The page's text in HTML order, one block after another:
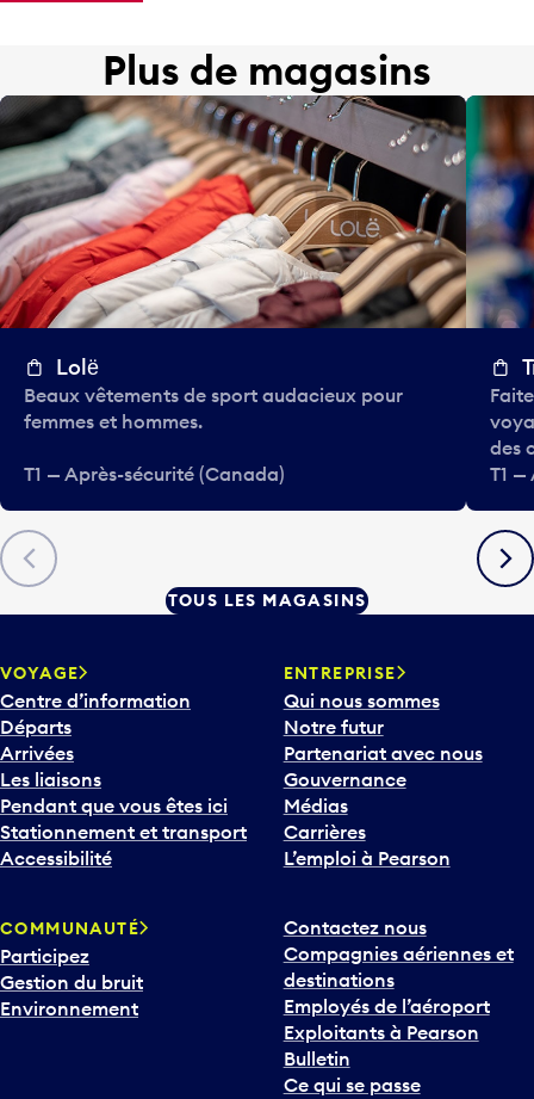
Plus de magasins
Précédent
Lolё
Beaux vêtements de sport audacieux pour
femmes et hommes.
T1 — Après-sécurité (Canada)
des
T1
TOUS LES MAGASINS
VOYAGE
Centre d’information
Départs
Arrivées
Les liaisons
Pendant que vous êtes ici
Stationnement et transport
Accessibilité
ENTREPRISE
Qui nous sommes
Notre futur
Partenariat avec nous
Gouvernance
Médias
Carrières
L’emploi à Pearson
COMMUNAUTÉ
Participez
Gestion du bruit
Environnement
Contactez nous
Compagnies aériennes et
destinations
Employés de l’aéroport
Exploitants à Pearson
Bulletin
Ce qui se passe